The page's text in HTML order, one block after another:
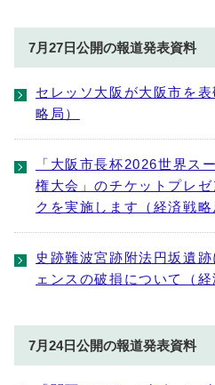
7月27日公開の報道発表資料
セレッソ大阪が大阪市を
略局）
「大阪市長杯2026世界ス
権大会」のチケットプレ
クを実施します（経済戦略
史跡難波宮跡附法円坂遺
ェンスの破損について（経
7月24日公開の報道発表資料